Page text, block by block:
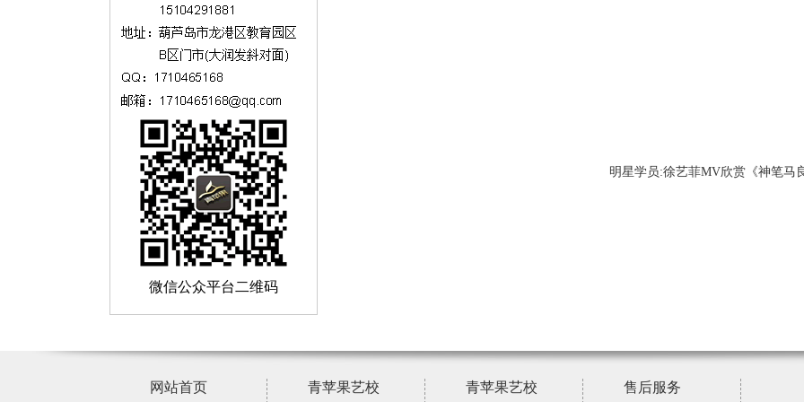
微信公众平台二维码
明星学员:徐艺菲MV欣赏《神笔马
网站首页 青苹果艺校 青苹果艺校 售后服务